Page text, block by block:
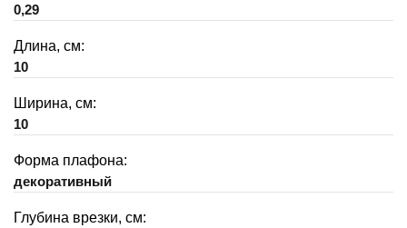
0,29
Длина, см:
10
Ширина, см:
10
Форма плафона:
декоративный
Глубина врезки, см: